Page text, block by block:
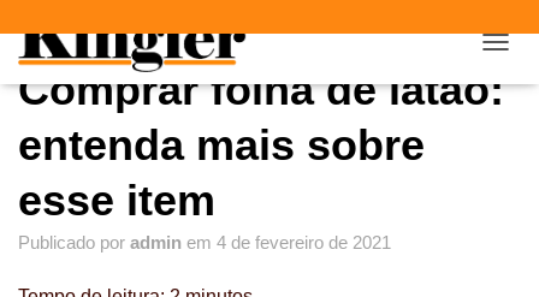
L
T
Comprar folha de latão:
entenda mais sobre
esse item
Publicado por admin em 4 de fevereiro de 2021